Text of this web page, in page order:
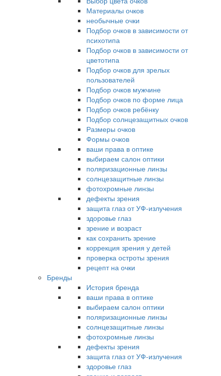
Материалы очков
необычные очки
Подбор очков в зависимости от
психотипа
Подбор очков в зависимости от
цветотипа
Подбор очков для зрелых
пользователей
Подбор очков мужчине
Подбор очков по форме лица
Подбор очков ребёнку
Подбор солнцезащитных очков
Размеры очков
Формы очков
ваши права в оптике
выбираем салон оптики
поляризационные линзы
солнцезащитные линзы
фотохромные линзы
дефекты зрения
защита глаз от УФ-излучения
здоровье глаз
зрение и возраст
как сохранить зрение
коррекция зрения у детей
проверка остроты зрения
рецепт на очки
Бренды
История бренда
ваши права в оптике
выбираем салон оптики
поляризационные линзы
солнцезащитные линзы
фотохромные линзы
дефекты зрения
защита глаз от УФ-излучения
здоровье глаз